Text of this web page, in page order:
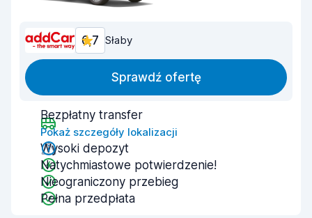
6,7 Słaby
Sprawdź ofertę
Bezpłatny transfer
Pokaż szczegóły lokalizacji
Wysoki depozyt
Natychmiastowe potwierdzenie!
Nieograniczony przebieg
Pełna przedpłata